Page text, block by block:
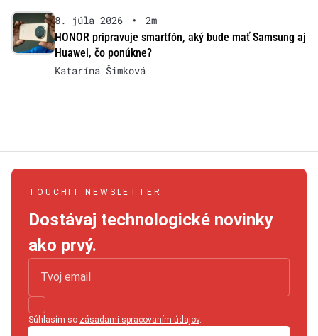
8. júla 2026 •
2m
HONOR pripravuje smartfón, aký bude mať Samsung aj
Huawei, čo ponúkne?
Katarína Šimková
TOUCHIT NEWSLETTER
Dostávaj technologické novinky
ako prvý.
Súhlasím so zásadami spracovaním údajov.